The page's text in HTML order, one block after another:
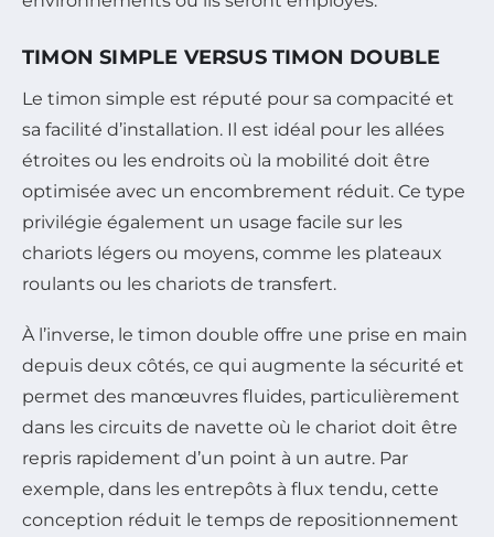
TIMON SIMPLE VERSUS TIMON DOUBLE
Le timon simple est réputé pour sa compacité et
sa facilité d’installation. Il est idéal pour les allées
étroites ou les endroits où la mobilité doit être
optimisée avec un encombrement réduit. Ce type
privilégie également un usage facile sur les
chariots légers ou moyens, comme les plateaux
roulants ou les chariots de transfert.
À l’inverse, le timon double offre une prise en main
depuis deux côtés, ce qui augmente la sécurité et
permet des manœuvres fluides, particulièrement
dans les circuits de navette où le chariot doit être
repris rapidement d’un point à un autre. Par
exemple, dans les entrepôts à flux tendu, cette
conception réduit le temps de repositionnement